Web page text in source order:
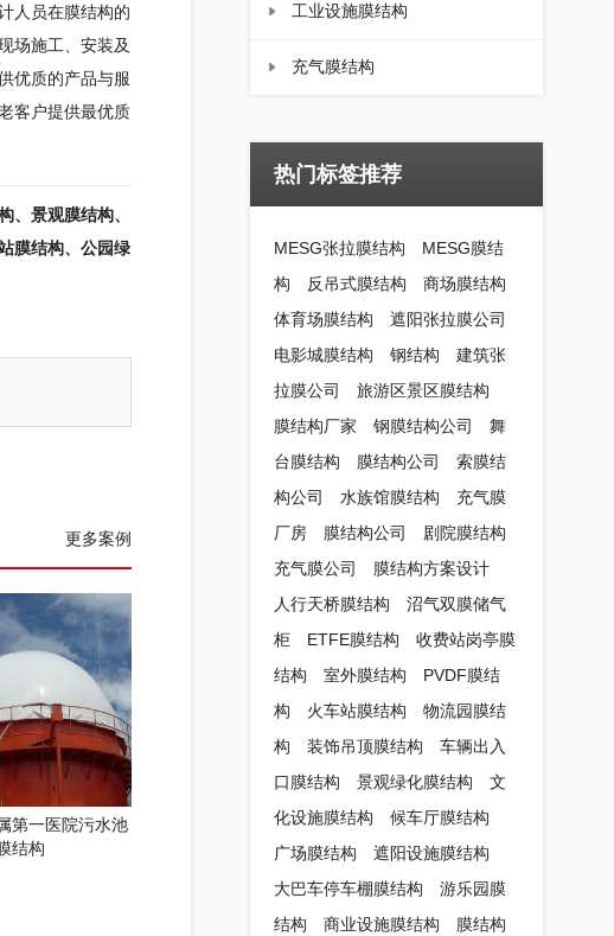
工业设施膜结构
充气膜结构
热门标签推荐
MESG张拉膜结构
MESG膜结
构
反吊式膜结构
商场膜结构
体育场膜结构
遮阳张拉膜公司
电影城膜结构
钢结构
建筑张
拉膜公司
旅游区景区膜结构
膜结构厂家
钢膜结构公司
舞
台膜结构
膜结构公司
索膜结
构公司
水族馆膜结构
充气膜
厂房
膜结构公司
剧院膜结构
充气膜公司
膜结构方案设计
人行天桥膜结构
沼气双膜储气
柜
ETFE膜结构
收费站岗亭膜
结构
室外膜结构
PVDF膜结
构
火车站膜结构
物流园膜结
构
装饰吊顶膜结构
车辆出入
口膜结构
景观绿化膜结构
文
化设施膜结构
候车厅膜结构
广场膜结构
遮阳设施膜结构
大巴车停车棚膜结构
游乐园膜
结构
商业设施膜结构
膜结构
人员在膜结构的
场施工、安装及
优质的产品与服
客户提供最优质
、景观膜结构、
膜结构、公园绿
更多案例
第一医院污水池
结构